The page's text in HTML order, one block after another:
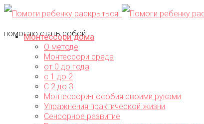
помогаю стать собой...
Монтессори дома
О методе
Монтессори среда
от 0 до года
с 1 до 2
С 2 до 3
Монтессори-пособия своими руками
Упражнения практической жизни
Сенсорное развитие